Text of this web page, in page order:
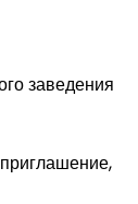
заведения